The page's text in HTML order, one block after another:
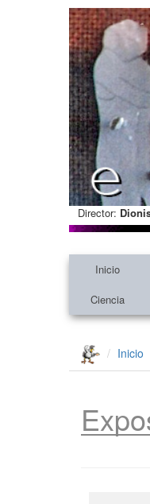
Director:
Inicio
Ciencia
Inicio